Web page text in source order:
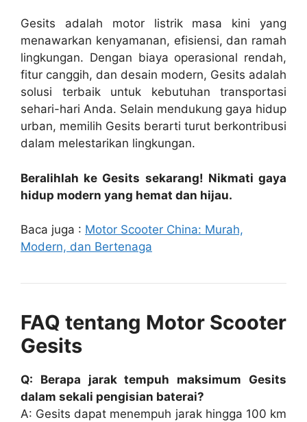
Gesits adalah motor listrik masa kini yang
menawarkan kenyamanan, efisiensi, dan ramah
lingkungan. Dengan biaya operasional rendah,
fitur canggih, dan desain modern, Gesits adalah
solusi terbaik untuk kebutuhan transportasi
sehari-hari Anda. Selain mendukung gaya hidup
urban, memilih Gesits berarti turut berkontribusi
dalam melestarikan lingkungan.
Beralihlah ke Gesits sekarang! Nikmati gaya
hidup modern yang hemat dan hijau.
Baca juga : Motor Scooter China: Murah,
Modern, dan Bertenaga
FAQ tentang Motor Scooter
Gesits
Q: Berapa jarak tempuh maksimum Gesits
dalam sekali pengisian baterai?
A: Gesits dapat menempuh jarak hingga 100 km